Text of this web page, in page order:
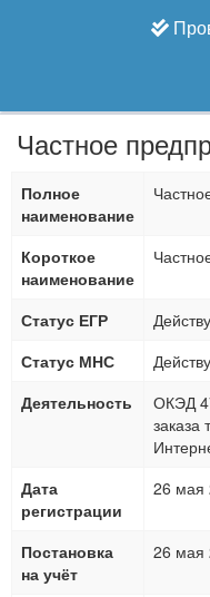
Частное
Полное
наименование
Короткое
наименование
Статус ЕГР
Статус МНС
Деятельность
ОКЭД
заказа
Дата
регистрации
26 мая
Постановка
на учёт
26 мая